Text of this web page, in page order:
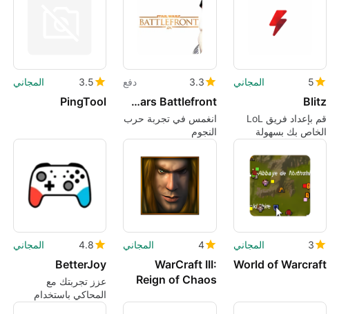
5 المجاني
Blitz
قم بإعداد فريق LoL
الخاص بك بسهولة
باستخدام أداة اللعبة
المجانية هذه
3.3 دفع
Star Wars Battlefront
انغمس في تجربة حرب
النجوم
3.5 المجاني
PingTool
3 المجاني
World of Warcraft
4 المجاني
WarCraft III:
Reign of Chaos
4.8 المجاني
BetterJoy
عزز تجربتك مع
المحاكي باستخدام
BetterJoy